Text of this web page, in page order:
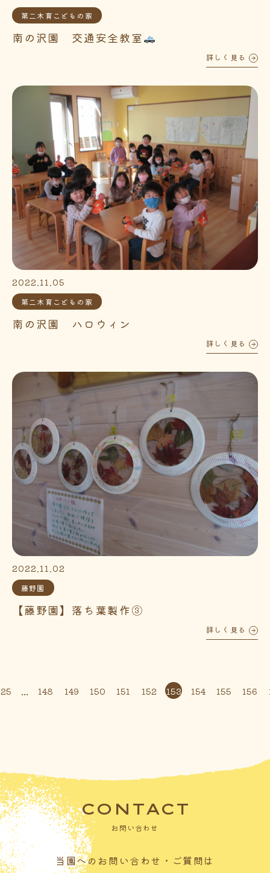
第二木育こどもの家
南の沢園 交通安全教室
詳しく見る
2022.11.05
第二木育こどもの家
南の沢園 ハロウィン
詳しく見る
2022.11.02
藤野園
【藤野園】落ち葉製作③
詳しく見る
... 148 149 150 151 152 153 154 155 156
CONTACT
お問い合わせ
当園へのお問い合わせ・ご質問は